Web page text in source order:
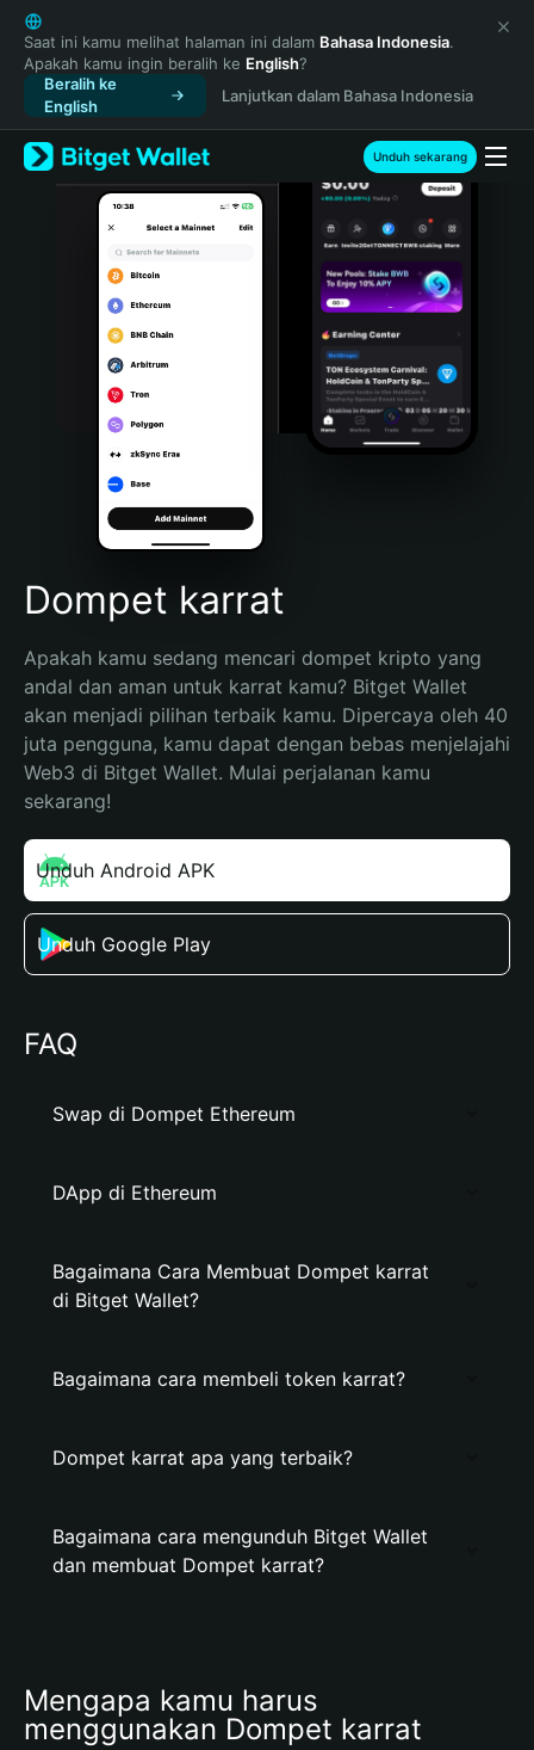
English
日本語
Tiếng Việt
Русский
Español (Latinoamérica)
Türkçe
Italiano
Português (Portugal)
Bahasa Indonesia
Português (Brasil)
Español (Argentina)
Saat ini kamu melihat halaman ini dalam Bahasa Indonesia.
Apakah kamu ingin beralih ke English?
Beralih ke
English
Lanjutkan dalam Bahasa Indonesia
Unduh sekarang
Dompet karrat
Apakah kamu sedang mencari dompet kripto yang
andal dan aman untuk karrat kamu? Bitget Wallet
akan menjadi pilihan terbaik kamu. Dipercaya oleh 40
juta pengguna, kamu dapat dengan bebas menjelajahi
Web3 di Bitget Wallet. Mulai perjalanan kamu
sekarang!
Unduh Android APK
Unduh Google Play
FAQ
Swap di Dompet Ethereum
DApp di Ethereum
Bagaimana Cara Membuat Dompet karrat
di Bitget Wallet?
Bagaimana cara membeli token karrat?
Dompet karrat apa yang terbaik?
Bagaimana cara mengunduh Bitget Wallet
dan membuat Dompet karrat?
Mengapa kamu harus
menggunakan Dompet karrat